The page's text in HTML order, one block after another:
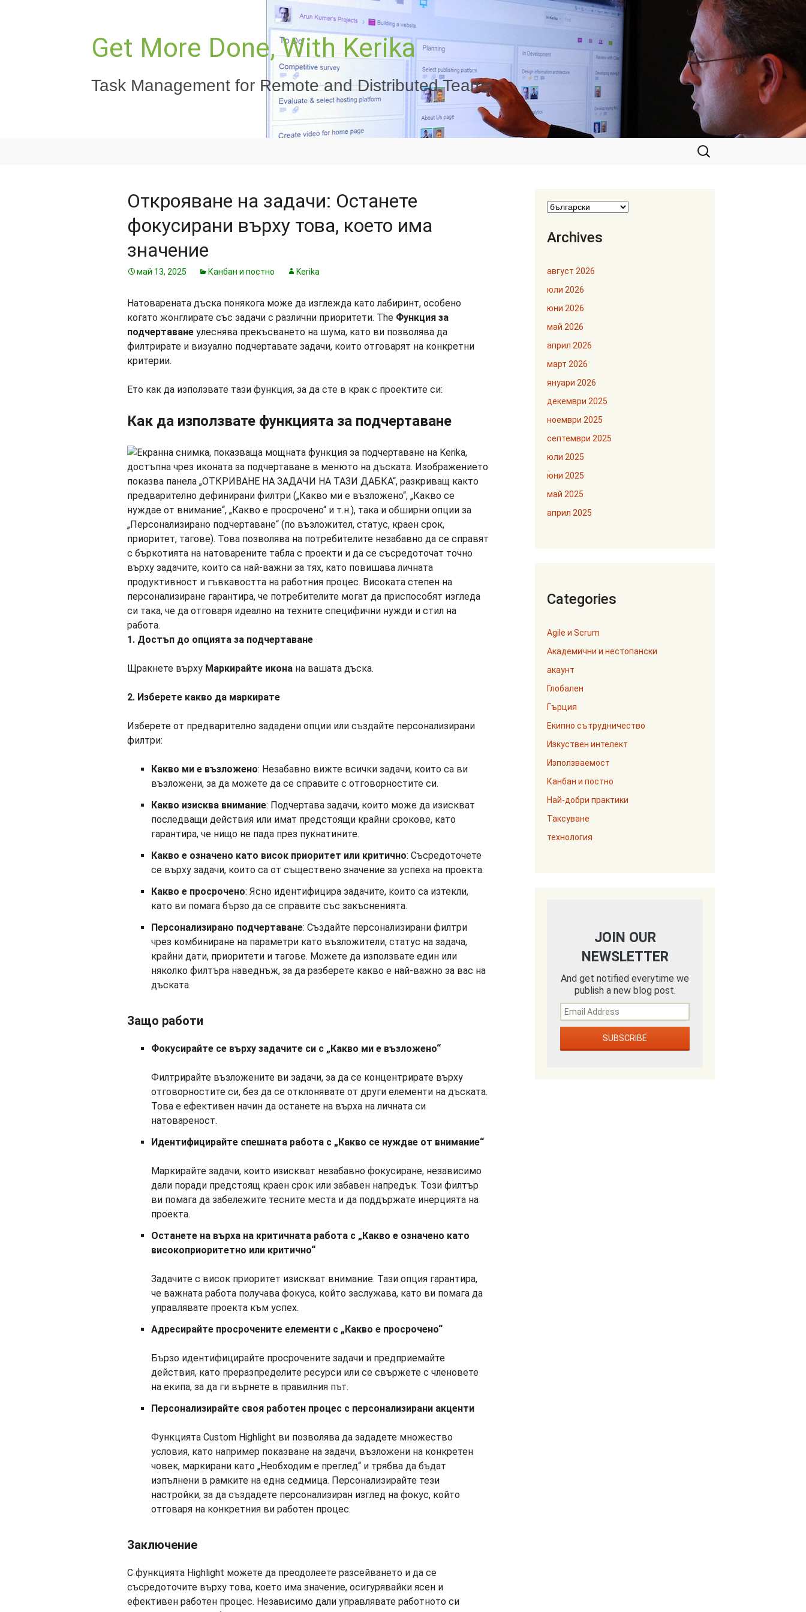
Get More Done, With Kerika
Task Management for Remote and Distributed Teams
Търсене
за:
Открояване на задачи: Останете
фокусирани върху това, което има
значение
май 13, 2025 Канбан и постно Kerika
Натоварената дъска понякога може да изглежда като лабиринт, особено
когато жонглирате със задачи с различни приоритети. The Функция за
подчертаване улеснява прекъсването на шума, като ви позволява да
филтрирате и визуално подчертавате задачи, които отговарят на конкретни
критерии.
Ето как да използвате тази функция, за да сте в крак с проектите си:
Как да използвате функцията за подчертаване
1. Достъп до опцията за подчертаване
Щракнете върху Маркирайте икона на вашата дъска.
2. Изберете какво да маркирате
Изберете от предварително зададени опции или създайте персонализирани
филтри:
Какво ми е възложено: Незабавно вижте всички задачи, които са ви
възложени, за да можете да се справите с отговорностите си.
Какво изисква внимание: Подчертава задачи, които може да изискват
последващи действия или имат предстоящи крайни срокове, като
гарантира, че нищо не пада през пукнатините.
Какво е означено като висок приоритет или критично: Съсредоточете
се върху задачи, които са от съществено значение за успеха на проекта.
Какво е просрочено: Ясно идентифицира задачите, които са изтекли,
като ви помага бързо да се справите със закъсненията.
Персонализирано подчертаване: Създайте персонализирани филтри
чрез комбиниране на параметри като възложители, статус на задача,
крайни дати, приоритети и тагове. Можете да използвате един или
няколко филтъра наведнъж, за да разберете какво е най-важно за вас на
дъската.
Защо работи
Фокусирайте се върху задачите си с „Какво ми е възложено“
Филтрирайте възложените ви задачи, за да се концентрирате върху
отговорностите си, без да се отклонявате от други елементи на дъската.
Това е ефективен начин да останете на върха на личната си
натовареност.
Идентифицирайте спешната работа с „Какво се нуждае от внимание“
Маркирайте задачи, които изискват незабавно фокусиране, независимо
дали поради предстоящ краен срок или забавен напредък. Този филтър
ви помага да забележите тесните места и да поддържате инерцията на
проекта.
Останете на върха на критичната работа с „Какво е означено като
високоприоритетно или критично“
Задачите с висок приоритет изискват внимание. Тази опция гарантира,
че важната работа получава фокуса, който заслужава, като ви помага да
управлявате проекта към успех.
Адресирайте просрочените елементи с „Какво е просрочено“
Бързо идентифицирайте просрочените задачи и предприемайте
действия, като преразпределите ресурси или се свържете с членовете
на екипа, за да ги върнете в правилния път.
Персонализирайте своя работен процес с персонализирани акценти
Функцията Custom Highlight ви позволява да зададете множество
условия, като например показване на задачи, възложени на конкретен
човек, маркирани като „Необходим е преглед“ и трябва да бъдат
изпълнени в рамките на една седмица. Персонализирайте тези
настройки, за да създадете персонализиран изглед на фокус, който
отговаря на конкретния ви работен процес.
Заключение
С функцията Highlight можете да преодолеете разсейването и да се
съсредоточите върху това, което има значение, осигурявайки ясен и
ефективен работен процес. Независимо дали управлявате работното си
Archives
август 2026
юли 2026
юни 2026
май 2026
април 2026
март 2026
януари 2026
декември 2025
ноември 2025
септември 2025
юли 2025
юни 2025
май 2025
април 2025
Categories
Agile и Scrum
Академични и нестопански
акаунт
Глобален
Гърция
Екипно сътрудничество
Изкуствен интелект
Използваемост
Канбан и постно
Най-добри практики
Таксуване
технология
JOIN OUR
NEWSLETTER
And get notified everytime we
publish a new blog post.